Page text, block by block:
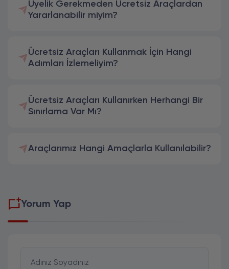
Üyelik Gerekmeden Ücretsiz Araçlardan
Yararlanabilir miyim?
Ücretsiz Araçları Kullanmak İçin Hangi
Adımları İzlemeliyim?
Ücretsiz Araçları Kullanırken Herhangi Bir
Sınırlama Var Mı?
Araçlarımız Hangi Amaçlarla Kullanılabilir?
Yorum Yap
Adınız Soyadınız